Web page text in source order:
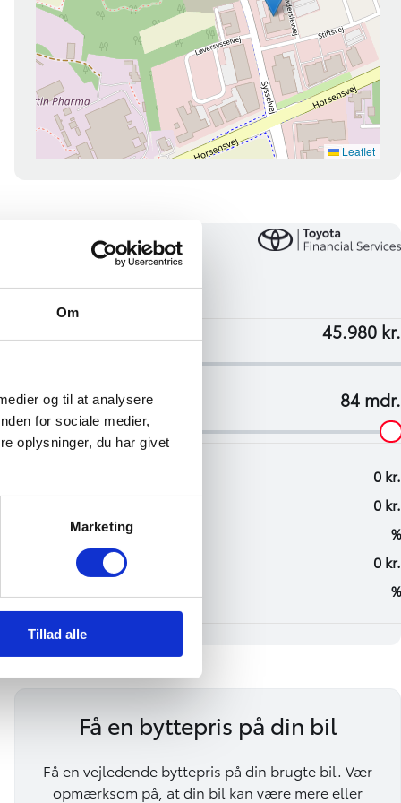
Om
og til at analysere
for sociale medier,
oplysninger, du har givet
Marketing
Tillad alle
Få en byttepris på din bil
Få en vejledende byttepris på din brugte bil. Vær
opmærksom på, at din bil kan være mere eller